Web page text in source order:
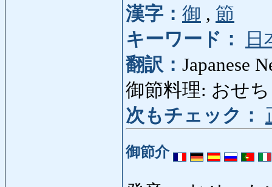
漢字： 御 , 節
キーワード：
日
翻訳： Japanese
御節料理: おせ
次もチェック：
御節介